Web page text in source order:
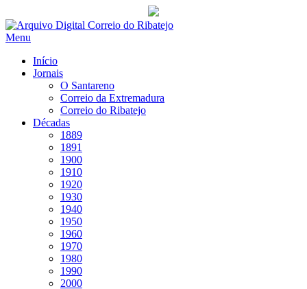
Saltar
para
Menu
Início
Jornais
O Santareno
Correio da Extremadura
Correio do Ribatejo
Décadas
1889
1891
1900
1910
1920
1930
1940
1950
1960
1970
1980
1990
2000